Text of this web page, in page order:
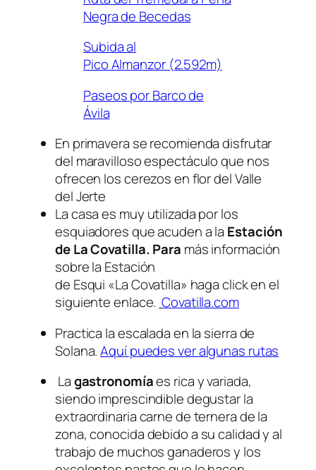
Negra de Becedas
Subida al
Pico Almanzor (2.592m)
Paseos por Barco de
Ávila
En primavera se recomienda disfrutar
del maravilloso espectáculo que nos
ofrecen los cerezos en flor del Valle
del Jerte
La casa es muy utilizada por los
esquiadores que acuden a la Estación
de La Covatilla. Para más información
sobre la Estación
de Esqui «La Covatilla» haga click en el
siguiente enlace. Covatilla.com
Practica la escalada en la sierra de
Solana.Aquí puedes ver algunas rutas
Lagastronomíaes rica y variada,
siendo imprescindible degustar la
extraordinaria carne de ternera de la
zona, conocida debido a su calidad y al
trabajo de muchos ganaderos y los